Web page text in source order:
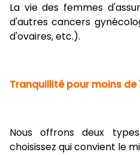
La vie des femmes
d'autres cancers
d'ovaires, etc.).
Tranquillité pour moins de
Nous offrons deux
choisissez qui convient le